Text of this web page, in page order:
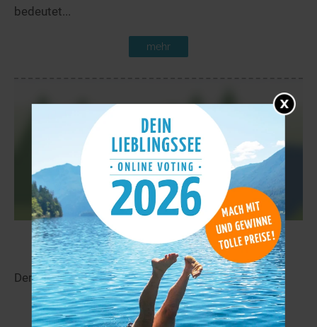
bedeutet...
mehr
Ottavatn 4,1 km
Der Ottavatn liegt in der Nähe von Lom in Oppland.
mehr